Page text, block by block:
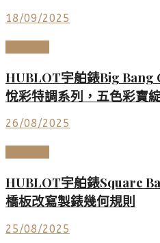
18/09/2025
HUBLOT宇舶錶Big Bang
悅彩特調系列，五色彩寶
26/08/2025
HUBLOT宇舶錶Square
橋板改寫製錶幾何規則
25/08/2025